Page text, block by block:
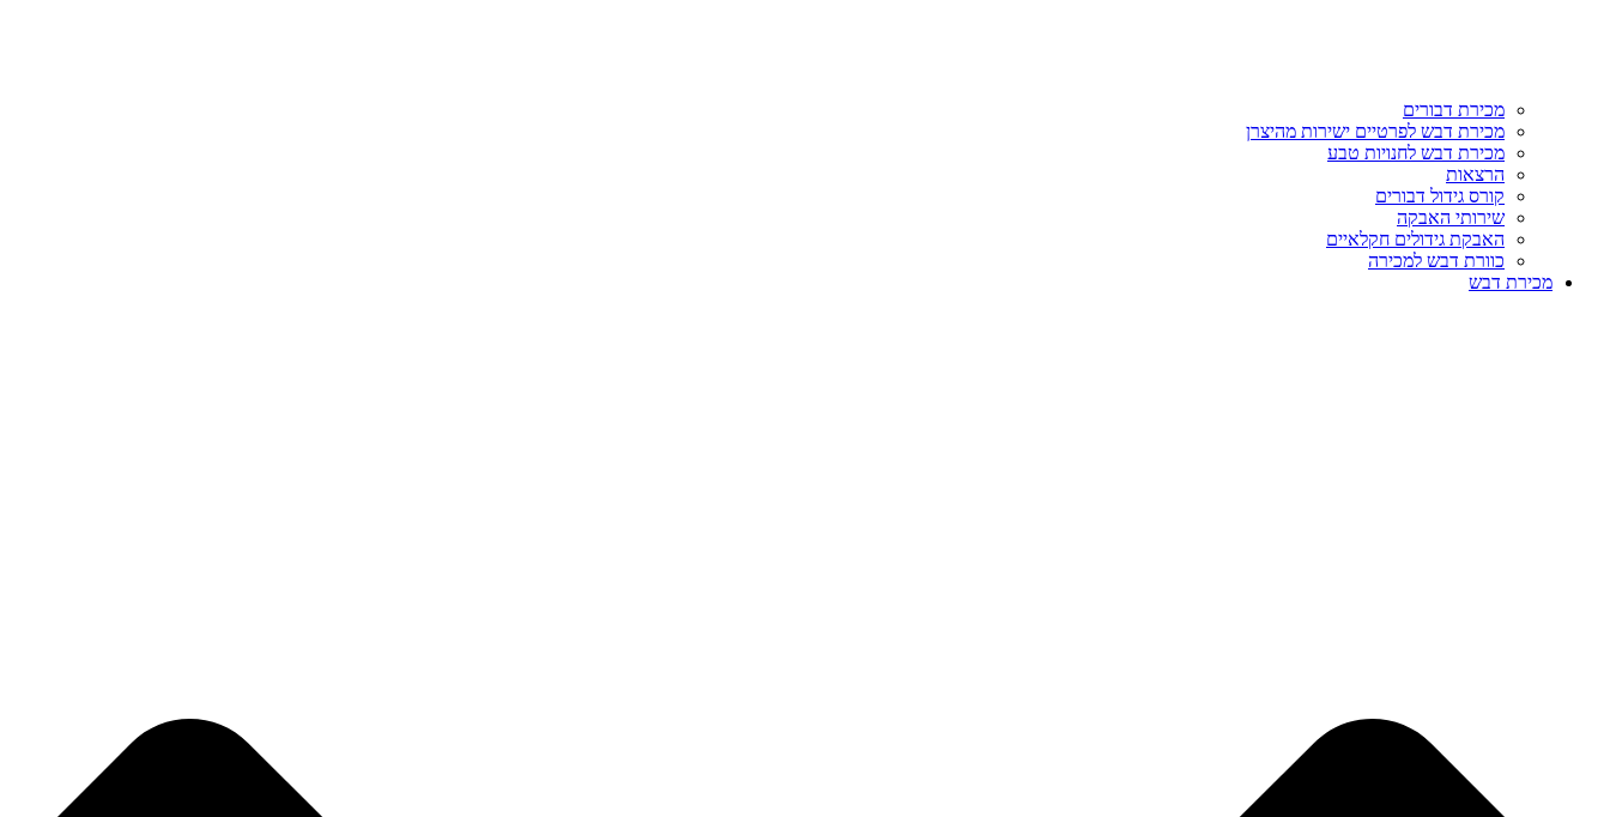
מכירת דבורים
מכירת דבש לפרטיים ישירות מהיצרן
מכירת דבש לחנויות טבע
הרצאות
קורס גידול דבורים
שירותי האבקה
האבקת גידולים חקלאיים
כוורת דבש למכירה
מכירת דבש